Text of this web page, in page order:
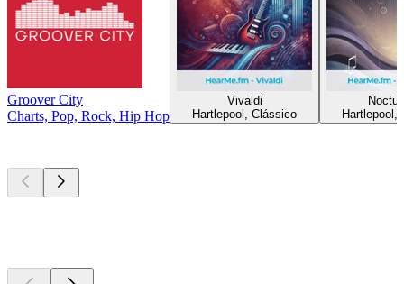
Groover City
Charts, Pop, Rock, Hip Hop
Vivaldi
Hartlepool, Clássico
Hartlepool,